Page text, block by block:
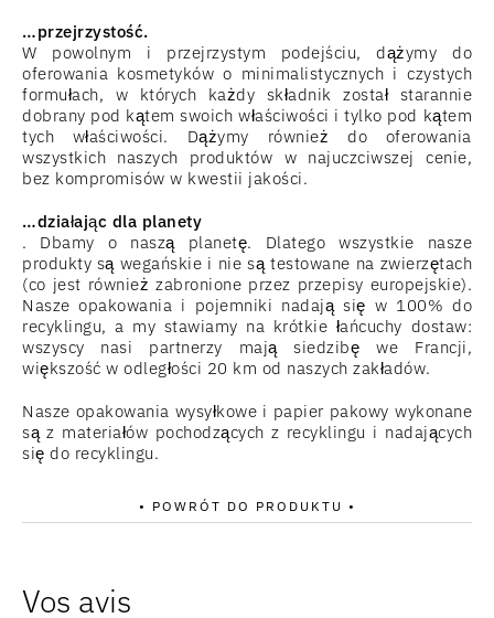
…przejrzystość.
W powolnym i przejrzystym podejściu, dążymy do
oferowania kosmetyków o minimalistycznych i czystych
formułach, w których każdy składnik został starannie
dobrany pod kątem swoich właściwości i tylko pod kątem
tych właściwości. Dążymy również do oferowania
wszystkich naszych produktów w najuczciwszej cenie,
bez kompromisów w kwestii jakości.
…działając dla planety
. Dbamy o naszą planetę. Dlatego wszystkie nasze
produkty są wegańskie i nie są testowane na zwierzętach
(co jest również zabronione przez przepisy europejskie).
Nasze opakowania i pojemniki nadają się w 100% do
recyklingu, a my stawiamy na krótkie łańcuchy dostaw:
wszyscy nasi partnerzy mają siedzibę we Francji,
większość w odległości 20 km od naszych zakładów.
Nasze opakowania wysyłkowe i papier pakowy wykonane
są z materiałów pochodzących z recyklingu i nadających
się do recyklingu.
• POWRÓT DO PRODUKTU •